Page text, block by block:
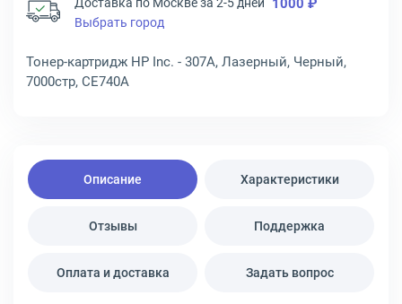
1000 ₽
Выбрать город
Тонер-картридж HP Inc. - 307A, Лазерный, Черный,
7000стр, CE740A
Описание Характеристики
Отзывы Поддержка
Оплата и доставка Задать вопрос